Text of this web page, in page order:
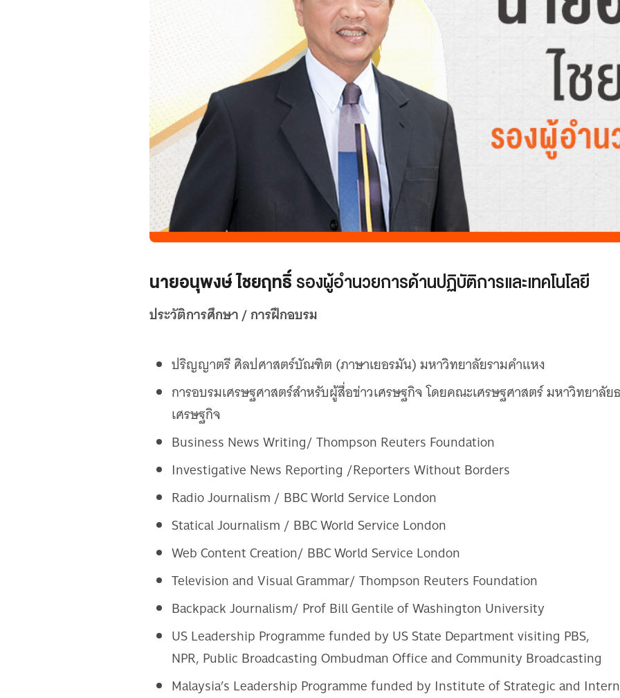
นายอนุพงษ์ ไชยฤทธิ์ รองผู้อำนวยการด้านปฏิบัติการและเทคโนโลยี
ประวัติการศึกษา / การฝึกอบรม
ปริญญาตรี ศิลปศาสตร์บัณฑิต (ภาษาเยอรมัน) มหาวิทยาลัยรามคําแหง
การอบรมเศรษฐศาสตร์สําหรับผู้สื่อข่าวเศรษฐกิจ โดยคณะเศรษฐศาสตร์ มหาวิทยาลั
เศรษฐกิจ
Business News Writing/ Thompson Reuters Foundation
Investigative News Reporting /Reporters Without Borders
Radio Journalism / BBC World Service London
Statical Journalism / BBC World Service London
Web Content Creation/ BBC World Service London
Television and Visual Grammar/ Thompson Reuters Foundation
Backpack Journalism/ Prof Bill Gentile of Washington University
US Leadership Programme funded by US State Department visiting PBS,
NPR, Public Broadcasting Ombudman Office and Community Broadcasting
Malaysia’s Leadership Programme funded by Institute of Strategic and